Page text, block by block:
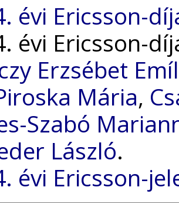
évi Ericsson-
évi Ericsson-
Erzsébet
Mária,
Szabó
László.
évi Ericsson-